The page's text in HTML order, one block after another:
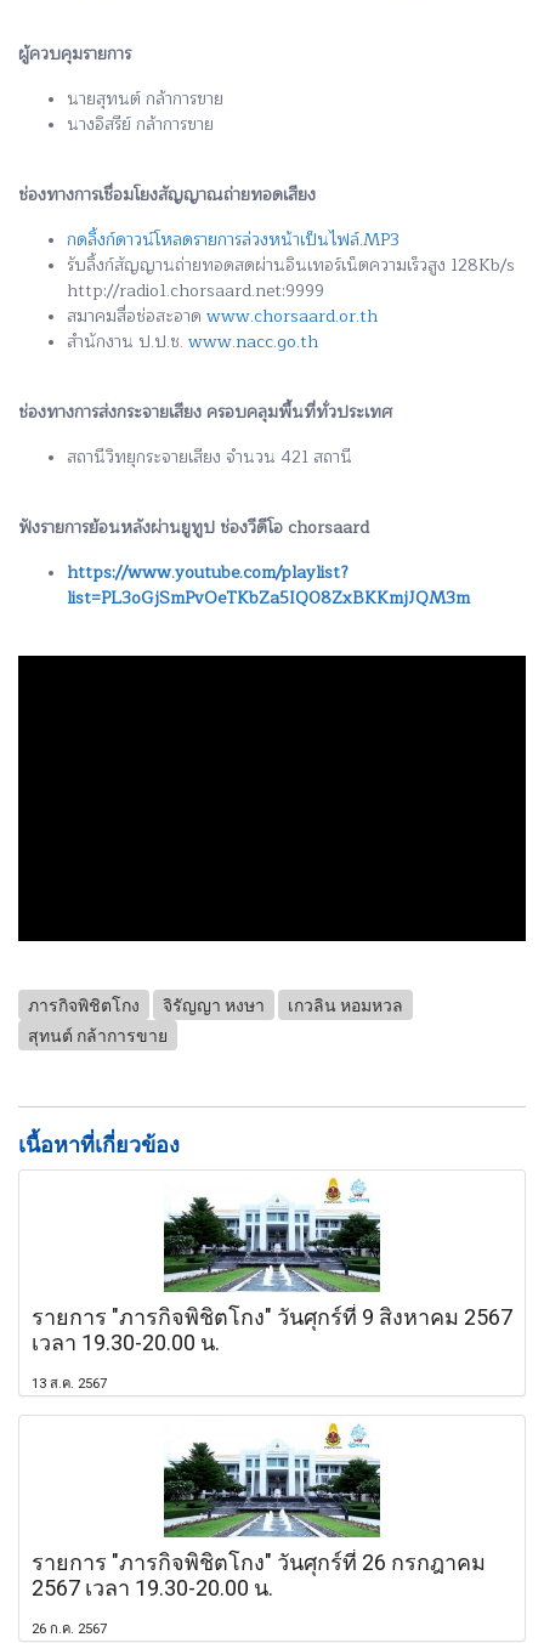
ผู้ควบคุมรายการ
นายสุทนต์ กล้าการขาย
นางอิสรีย์ กล้าการขาย
ช่องทางการเชื่อมโยงสัญญาณถ่ายทอดเสียง
กดลิ้งก์ดาวน์โหลดรายการล่วงหน้าเป็นไฟล์.MP3
รับลิ้งก์สัญญานถ่ายทอดสดผ่านอินเทอร์เน็ตความเร็วสูง 128Kb/s
http://radio1.chorsaard.net:9999
สมาคมสื่อช่อสะอาด www.chorsaard.or.th
สำนักงาน ป.ป.ช. www.nacc.go.th
ช่องทางการส่งกระจายเสียง ครอบคลุมพื้นที่ทั่วประเทศ
สถานีวิทยุกระจายเสียง จำนวน 421 สถานี
ฟังรายการย้อนหลังผ่านยูทูป ช่องวีดีโอ chorsaard
https://www.youtube.com/playlist?
list=PL3oGjSmPvOeTKbZa5IQ08ZxBKKmjJQM3m
ภารกิจพิชิตโกง จิรัญญา หงษา
เกวลิน หอมหวล
สุทนต์ กล้าการขาย
เนื้อหาที่เกี่ยวข้อง
รายการ "ภารกิจพิชิตโกง" วันศุกร์ที่ 9 สิงหาคม 2567
เวลา 19.30-20.00 น.
13 ส.ค. 2567
รายการ "ภารกิจพิชิตโกง" วันศุกร์ที่ 26 กรกฎาคม
2567 เวลา 19.30-20.00 น.
26 ก.ค. 2567